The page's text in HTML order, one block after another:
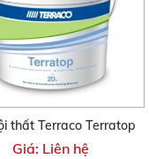
thất Terraco Terratop
Giá: Liên hệ